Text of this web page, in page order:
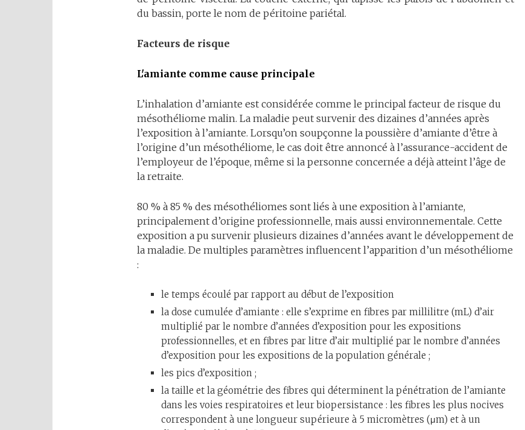
du bassin, porte le nom de péritoine pariétal.
Facteurs de risque
L'amiante comme cause principale
L’inhalation d’amiante est considérée comme le principal facteur de risque du
mésothéliome malin. La maladie peut survenir des dizaines d’années après
l’exposition à l’amiante. Lorsqu’on soupçonne la poussière d’amiante d’être à
l’origine d’un mésothéliome, le cas doit être annoncé à l’assurance-accident de
l’employeur de l’époque, même si la personne concernée a déjà atteint l’âge de
la retraite.
80 % à 85 % des mésothéliomes sont liés à une exposition à l’amiante,
principalement d’origine professionnelle, mais aussi environnementale. Cette
exposition a pu survenir plusieurs dizaines d’années avant le développement de
la maladie. De multiples paramètres influencent l’apparition d’un mésothéliome
:
le temps écoulé par rapport au début de l’exposition
la dose cumulée d’amiante : elle s’exprime en fibres par millilitre (mL) d’air
multiplié par le nombre d’années d’exposition pour les expositions
professionnelles, et en fibres par litre d’air multiplié par le nombre d’années
d’exposition pour les expositions de la population générale ;
les pics d’exposition ;
la taille et la géométrie des fibres qui déterminent la pénétration de l’amiante
dans les voies respiratoires et leur biopersistance : les fibres les plus nocives
correspondent à une longueur supérieure à 5 micromètres (μm) et à un